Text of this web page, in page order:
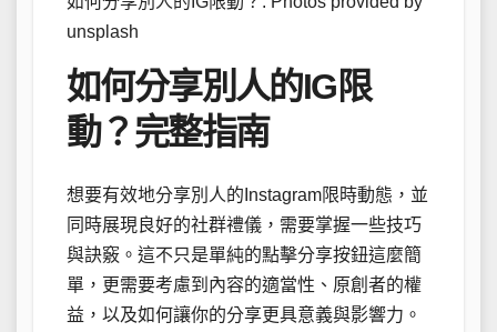
unsplash
如何分享別人的IG限
動？完整指南
想要有效地分享別人的Instagram限時動態，並
同時展現良好的社群禮儀，需要掌握一些技巧
與訣竅。這不只是單純的點擊分享按鈕這麼簡
單，更需要考慮到內容的適當性、原創者的權
益，以及如何讓你的分享更具意義與影響力。